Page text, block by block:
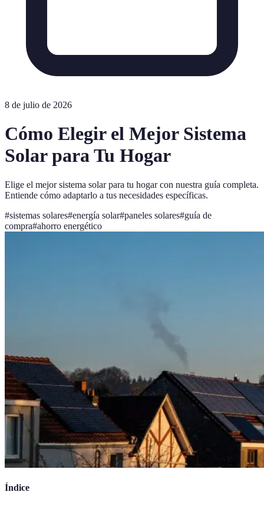
8 de julio de 2026
Cómo Elegir el Mejor Sistema
Solar para Tu Hogar
Elige el mejor sistema solar para tu hogar con nuestra guía completa.
Entiende cómo adaptarlo a tus necesidades específicas.
#sistemas solares#energía solar#paneles solares#guía de
compra#ahorro energético
Índice